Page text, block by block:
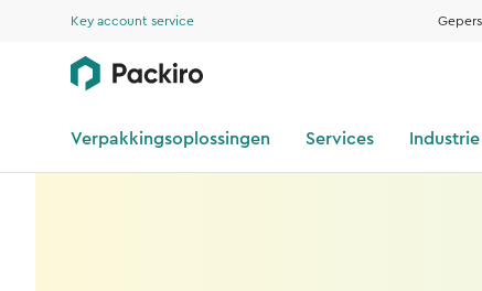
Key account service
Verpakkingsoplossingen Services